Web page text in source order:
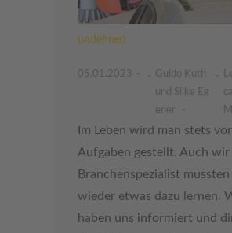
undefined
05.01.2023 -
Guido Kuth
und Silke Eg
ener
-
Im Leben wird man stets
Aufgaben gestellt. Auch wir
Branchenspezialist mussten
wieder etwas dazu lernen.
haben uns informiert und